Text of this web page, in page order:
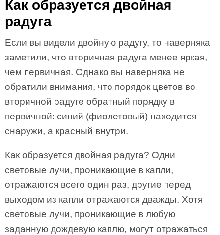
Как образуется двойная
радуга
Если вы видели двойную радугу, то наверняка
заметили, что вторичная радуга менее яркая,
чем первичная. Однако вы наверняка не
обратили внимания, что порядок цветов во
вторичной радуге обратный порядку в
первичной: синий (фиолетовый) находится
снаружи, а красный внутри.
Как образуется двойная радуга? Одни
световые лучи, проникающие в капли,
отражаются всего один раз, другие перед
выходом из капли отражаются дважды. Хотя
световые лучи, проникающие в любую
заданную дождевую каплю, могут отражаться